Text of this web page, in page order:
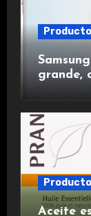
grande,
Aceite